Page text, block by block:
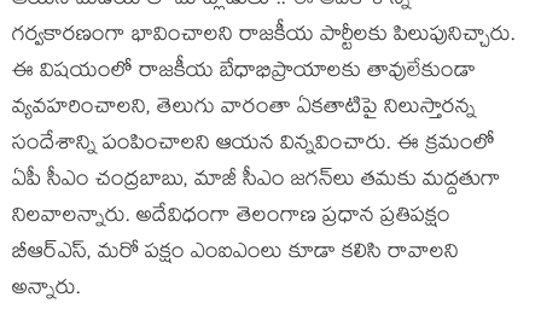
గ‌ర్వ‌కార‌ణంగా భావించాల‌ని రాజ‌కీయ పార్టీల‌కు పిలుపునిచ్చారు.
ఈ విష‌యంలో రాజ‌కీయ బేధాభిప్రాయాల‌కు తావులేకుండా
వ్య‌వ‌హ‌రించాల‌ని, తెలుగు వారంతా ఏక‌తాటిపై నిలుస్తార‌న్న
సందేశాన్ని పంపించాల‌ని ఆయ‌న విన్న‌వించారు. ఈ క్ర‌మంలో
ఏపీ సీఎం చంద్ర‌బాబు, మాజీ సీఎం జ‌గ‌న్‌లు త‌మ‌కు మ‌ద్ద‌తుగా
నిల‌వాల‌న్నారు. అదేవిధంగా తెలంగాణ ప్ర‌ధాన ప్ర‌తిప‌క్షం
బీఆర్ఎస్‌, మ‌రో పక్షం ఎంఐఎంలు కూడా క‌లిసి రావాల‌ని
అన్నారు.